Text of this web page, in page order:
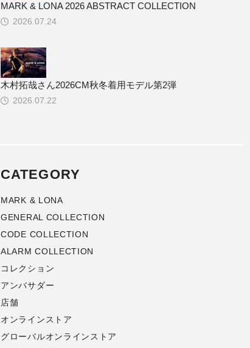
2026.07.24
MARK & LONA 2026 ABSTRACT COLLECTION
2026.07.22
木村拓哉さん2026CM秋冬着用モデル第2弾
CATEGORY
MARK & LONA
GENERAL COLLECTION
CODE COLLECTION
ALARM COLLECTION
コレクション
アンバサダー
店舗
オンラインストア
グローバルオンラインストア